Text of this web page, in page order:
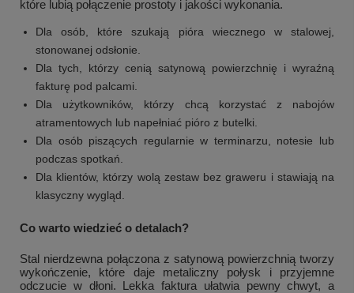
które lubią połączenie prostoty i jakości wykonania.
Dla osób, które szukają pióra wiecznego w stalowej,
stonowanej odsłonie.
Dla tych, którzy cenią satynową powierzchnię i wyraźną
fakturę pod palcami.
Dla użytkowników, którzy chcą korzystać z nabojów
atramentowych lub napełniać pióro z butelki.
Dla osób piszących regularnie w terminarzu, notesie lub
podczas spotkań.
Dla klientów, którzy wolą zestaw bez graweru i stawiają na
klasyczny wygląd.
Co warto wiedzieć o detalach?
Stal nierdzewna połączona z satynową powierzchnią tworzy
wykończenie, które daje metaliczny połysk i przyjemne
odczucie w dłoni. Lekka faktura ułatwia pewny chwyt, a